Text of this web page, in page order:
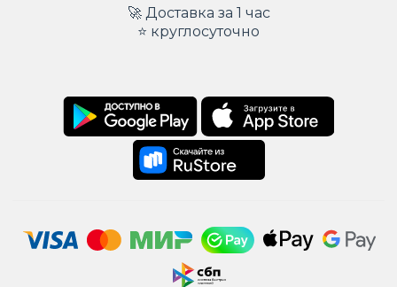
🚀 Доставка за 1 час
⭐ круглосуточно